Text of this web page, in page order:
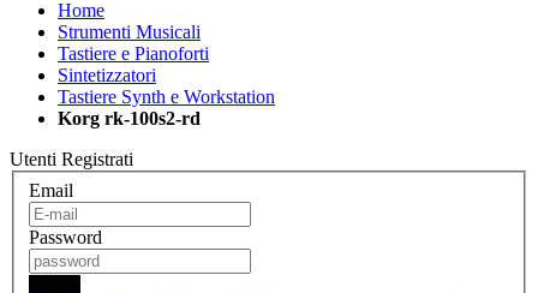
Home
Strumenti Musicali
Tastiere e Pianoforti
Sintetizzatori
Tastiere Synth e Workstation
Korg rk-100s2-rd
Utenti Registrati
Email
Password